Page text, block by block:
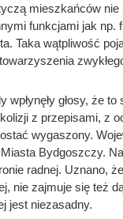
mieszkańców nie
funkcjami jak np.
Taka wątpliwość
wpłynęły głosy, że
z przepisami, z
wygaszony.
Bydgoszczy.
radnej. Uznano,
nie zajmuje się też
jest niezasadny.